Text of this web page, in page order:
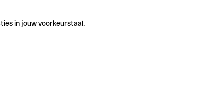
in jouw voorkeurstaal.